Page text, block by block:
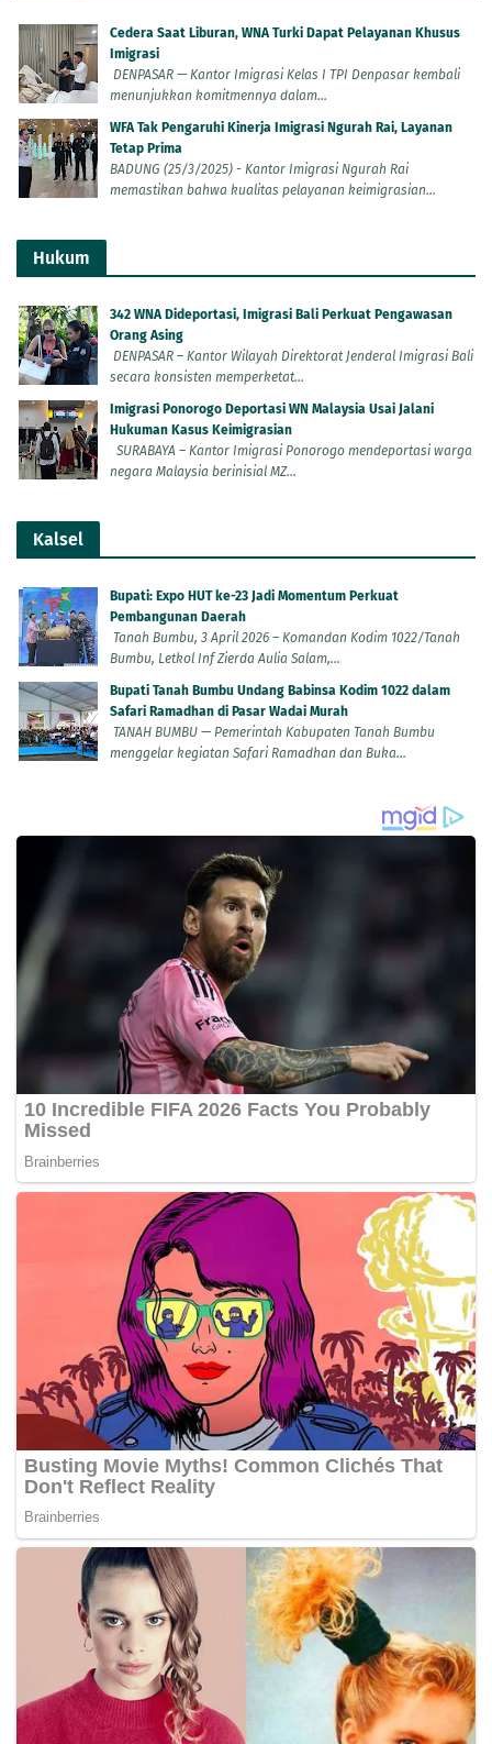
Cedera Saat Liburan, WNA Turki Dapat Pelayanan Khusus
Imigrasi
DENPASAR — Kantor Imigrasi Kelas I TPI Denpasar kembali
menunjukkan komitmennya dalam...
WFA Tak Pengaruhi Kinerja Imigrasi Ngurah Rai, Layanan
Tetap Prima
BADUNG (25/3/2025) - Kantor Imigrasi Ngurah Rai
memastikan bahwa kualitas pelayanan keimigrasian...
Hukum
342 WNA Dideportasi, Imigrasi Bali Perkuat Pengawasan
Orang Asing
DENPASAR – Kantor Wilayah Direktorat Jenderal Imigrasi Bali
secara konsisten memperketat...
Imigrasi Ponorogo Deportasi WN Malaysia Usai Jalani
Hukuman Kasus Keimigrasian
SURABAYA – Kantor Imigrasi Ponorogo mendeportasi warga
negara Malaysia berinisial MZ...
Kalsel
Bupati: Expo HUT ke-23 Jadi Momentum Perkuat
Pembangunan Daerah
Tanah Bumbu, 3 April 2026 – Komandan Kodim 1022/Tanah
Bumbu, Letkol Inf Zierda Aulia Salam,...
Bupati Tanah Bumbu Undang Babinsa Kodim 1022 dalam
Safari Ramadhan di Pasar Wadai Murah
TANAH BUMBU — Pemerintah Kabupaten Tanah Bumbu
menggelar kegiatan Safari Ramadhan dan Buka...